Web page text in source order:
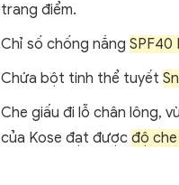
trang điểm.
Chỉ số chống nắng SPF40
Chứa bột tinh thể tuyết
Che giấu đi lỗ chân lông,
của Kose đạt được độ